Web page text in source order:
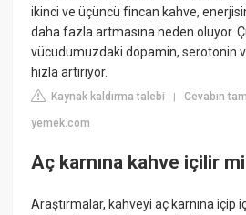
ikinci ve üçüncü fincan kahve,
daha fazla artmasına neden oluyor.
vücudumuzdaki dopamin, serotonin
hızla artırıyor.
Kaynak kaldırma talebi |Cevabın
yemek.com
Aç karnına kahve içilir
Araştırmalar, kahveyi aç karnına içip